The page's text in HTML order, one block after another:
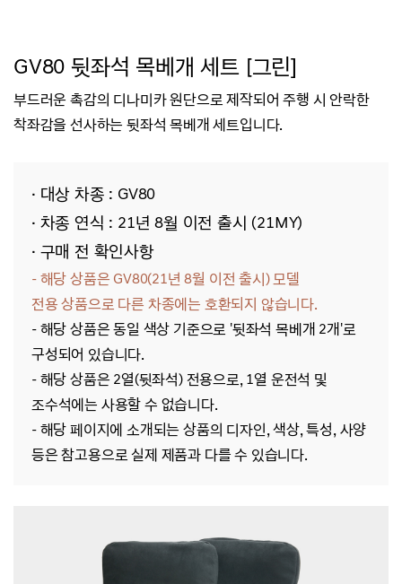
GV80 뒷좌석 목베개 세트 [그린]
부드러운 촉감의 디나미카 원단으로 제작되어주행 시안락한
착좌감을 선사하는 뒷좌석 목베개 세트입니다.
· 대상 차종 : GV80
· 차종 연식 : 21년 8월 이전 출시 (21MY)
· 구매 전 확인사항
- 해당 상품은 GV80(21년 8월 이전 출시)모델
전용 상품으로 다른 차종에는 호환되지 않습니다.
- 해당 상품은 동일 색상 기준으로 '뒷좌석 목베개 2개'로
구성되어 있습니다.
- 해당 상품은 2열(뒷좌석) 전용으로, 1열 운전석 및
조수석에는 사용할 수 없습니다.
- 해당 페이지에 소개되는 상품의 디자인, 색상, 특성, 사양
등은 참고용으로 실제 제품과 다를 수 있습니다.